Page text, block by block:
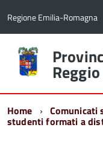
Regione Emilia-Romagna
Torna
alla
home
Home Comunicati
studenti formati a